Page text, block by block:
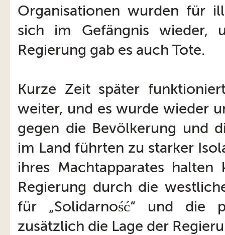
Organisationen wurden für
sich im Gefängnis wieder,
Regierung gab es auch Tote.
Kurze Zeit später
weiter, und es wurde wieder
gegen die Bevölkerung und
im Land führten zu starker
ihres Machtapparates
Regierung durch die
für „Solidarność“ und die
zusätzlich die Lage der